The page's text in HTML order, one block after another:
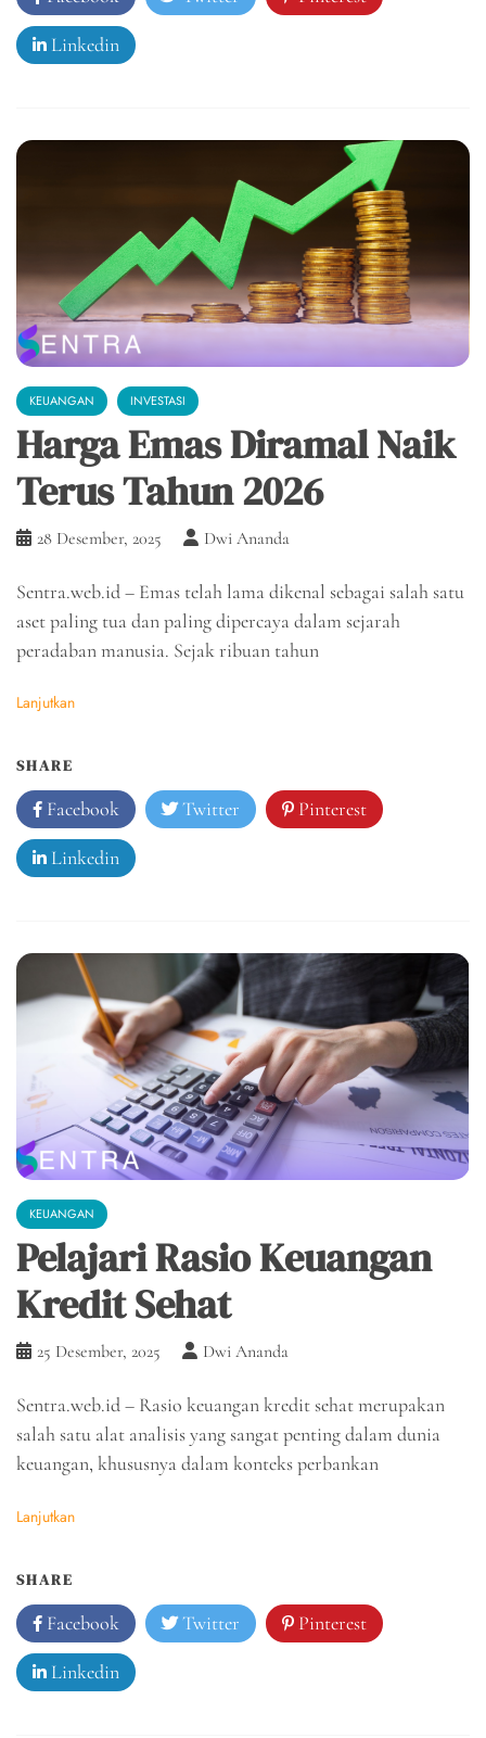
Linkedin
KEUANGAN INVESTASI
Harga Emas Diramal Naik
Terus Tahun 2026
28 Desember, 2025 Dwi Ananda
Sentra.web.id – Emas telah lama dikenal sebagai salah satu
aset paling tua dan paling dipercaya dalam sejarah
peradaban manusia. Sejak ribuan tahun
Lanjutkan
SHARE
Facebook Twitter Pinterest
Linkedin
KEUANGAN
Pelajari Rasio Keuangan
Kredit Sehat
25 Desember, 2025 Dwi Ananda
Sentra.web.id – Rasio keuangan kredit sehat merupakan
salah satu alat analisis yang sangat penting dalam dunia
keuangan, khususnya dalam konteks perbankan
Lanjutkan
SHARE
Facebook Twitter Pinterest
Linkedin